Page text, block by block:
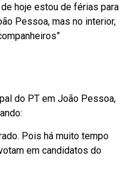
hoje estou de férias para
Pessoa, mas no interior,
do PT em João Pessoa,
Pois há muito tempo
em candidatos do